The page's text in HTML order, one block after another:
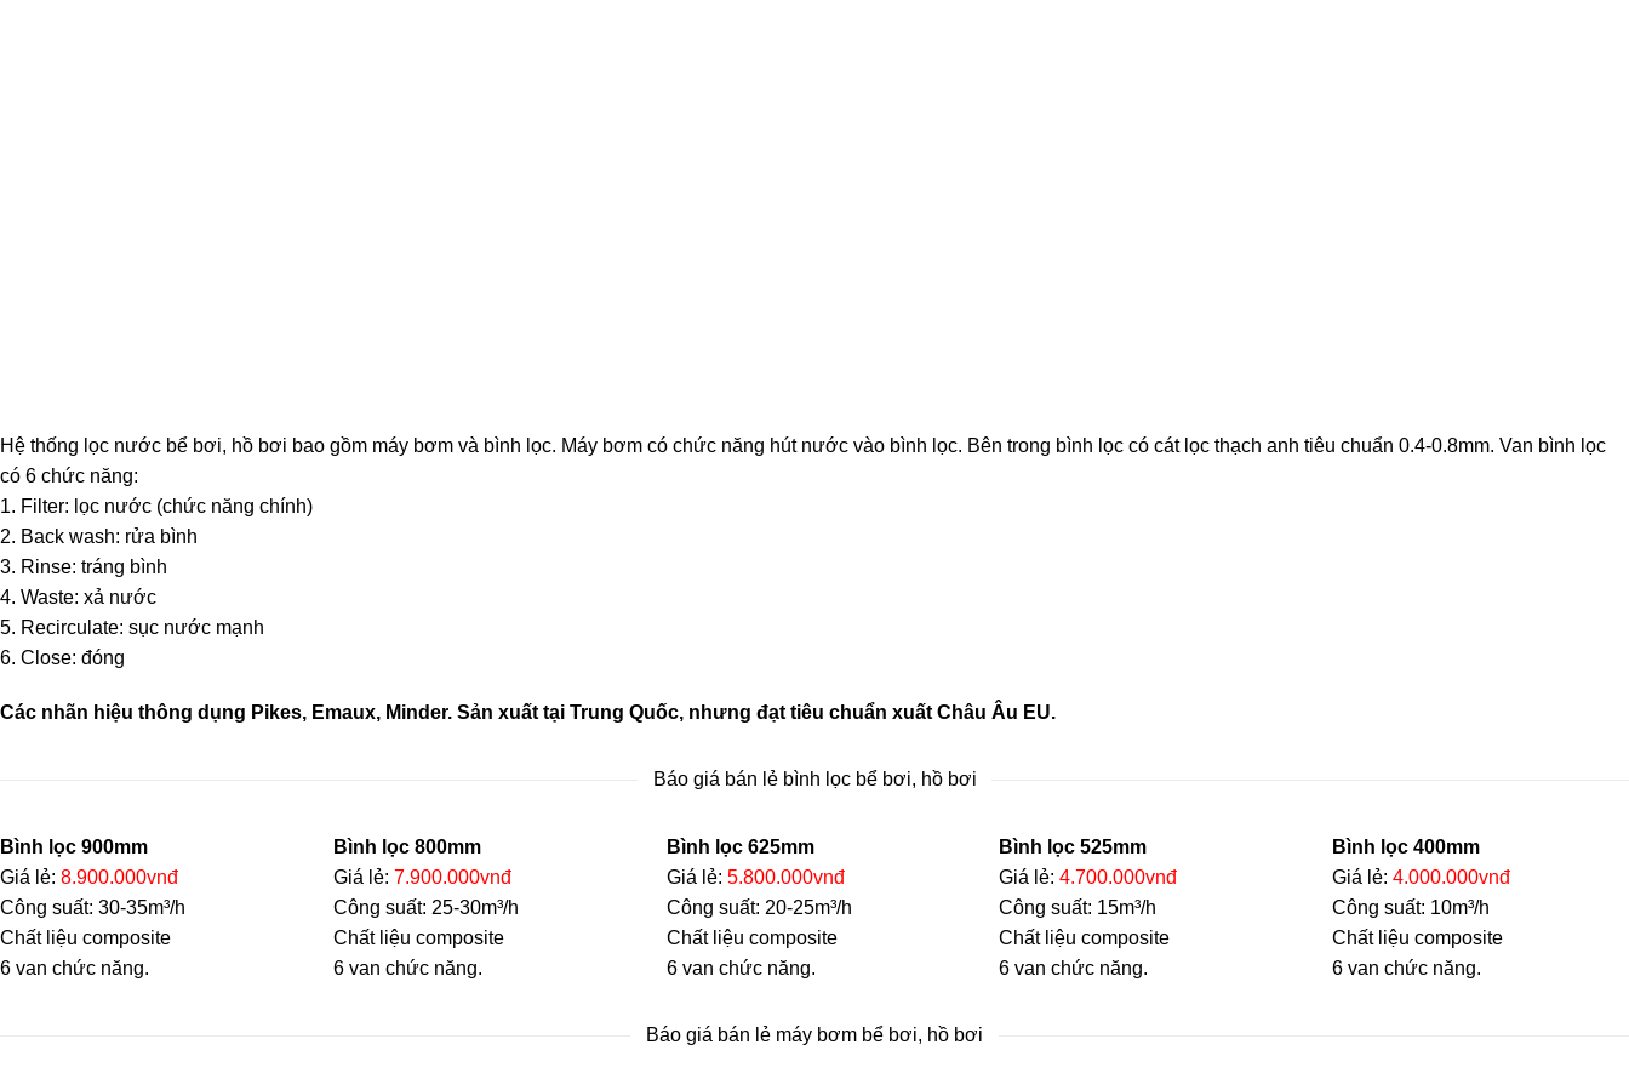
Hệ thống lọc nước bể bơi, hồ bơi bao gồm máy bơm và bình lọc. Máy bơm có chức năng hút nước vào bình lọc. Bên trong bình lọc có cát lọc thạch anh tiêu chuẩn 0.4-0.8mm. Van bình lọc
có 6 chức năng:
1. Filter: lọc nước (chức năng chính)
2. Back wash: rửa bình
3. Rinse: tráng bình
4. Waste: xả nước
5. Recirculate: sục nước mạnh
6. Close: đóng
Các nhãn hiệu thông dụng Pikes, Emaux, Minder. Sản xuất tại Trung Quốc, nhưng đạt tiêu chuẩn xuất Châu Âu EU.
Báo giá bán lẻ bình lọc bể bơi, hồ bơi
Bình lọc 900mm
Giá lẻ: 8.900.000vnđ
Công suất: 30-35m³/h
Chất liệu composite
6 van chức năng.
Bình lọc 800mm
Giá lẻ: 7.900.000vnđ
Công suất: 25-30m³/h
Chất liệu composite
6 van chức năng.
Bình lọc 625mm
Giá lẻ: 5.800.000vnđ
Công suất: 20-25m³/h
Chất liệu composite
6 van chức năng.
Bình lọc 525mm
Giá lẻ:4.700.000vnđ
Công suất: 15m³/h
Chất liệu composite
6 van chức năng.
Bình lọc 400mm
Giá lẻ:4.000.000vnđ
Công suất: 10m³/h
Chất liệu composite
6 van chức năng.
Báo giá bán lẻ máy bơm bể bơi, hồ bơi